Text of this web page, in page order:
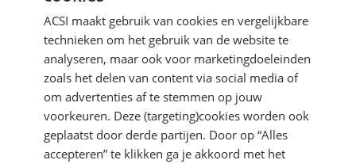
DIRECT NAAR
ACSI maakt gebruik van cookies en vergelijkbare
technieken om het gebruik van de website te
analyseren, maar ook voor marketingdoeleinden
zoals het delen van content via social media of
om advertenties af te stemmen op jouw
voorkeuren. Deze (targeting)cookies worden ook
geplaatst door derde partijen. Door op “Alles
accepteren” te klikken ga je akkoord met het